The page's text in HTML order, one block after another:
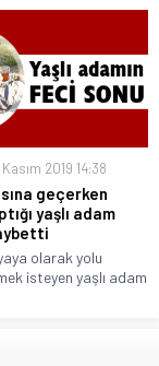
2019 14:38
geçerken
yaşlı adam
olarak yolu
isteyen yaşlı adam